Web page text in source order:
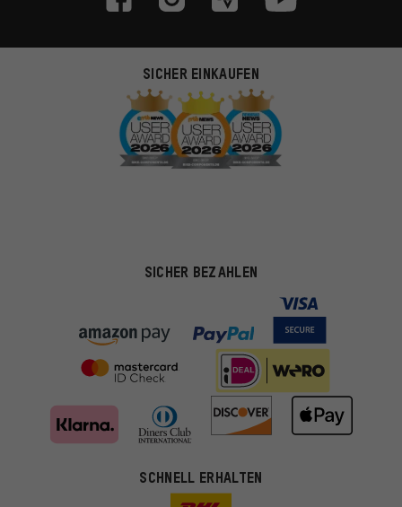
SICHER EINKAUFEN
SICHER BEZAHLEN
SCHNELL ERHALTEN